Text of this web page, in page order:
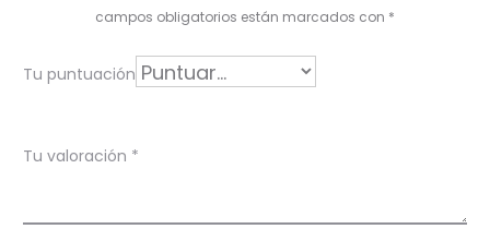
r
i
o
campos obligatorios están marcados con *
Tu puntuación
Tu valoración *